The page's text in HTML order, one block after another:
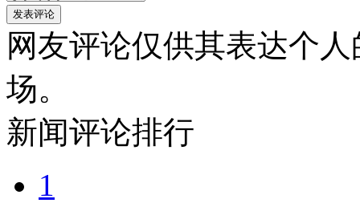
发表评论
网友评论仅供其表达个
场。
新闻评论排行
1